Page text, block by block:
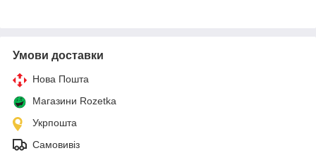
Умови доставки
Нова Пошта
Магазини Rozetka
Укрпошта
Самовивіз